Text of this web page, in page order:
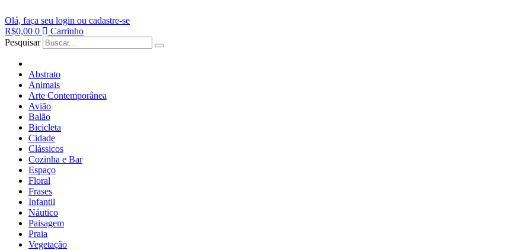
para
o
conteúdo
Olá, faça seu login ou cadastre-se
R$0,00 0
Carrinho
Pesquisar
Abstrato
Animais
Arte Contemporânea
Avião
Balão
Bicicleta
Cidade
Clássicos
Cozinha e Bar
Espaço
Floral
Frases
Infantil
Náutico
Paisagem
Praia
Vegetação